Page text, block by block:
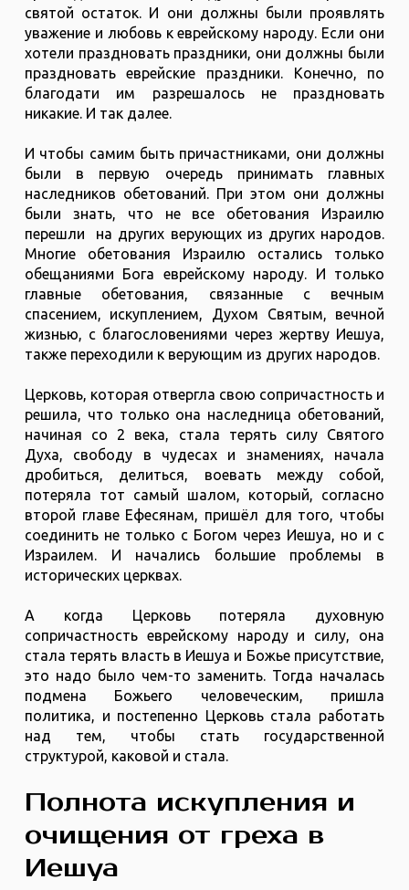
святой остаток. И они должны были проявлять
уважение и любовь к еврейскому народу. Если они
хотели праздновать праздники, они должны были
праздновать еврейские праздники. Конечно, по
благодати им разрешалось не праздновать
никакие. И так далее.
И чтобы самим быть причастниками, они должны
были в первую очередь принимать главных
наследников обетований. При этом они должны
были знать, что не все обетования Израилю
перешли на других верующих из других народов.
Многие обетования Израилю остались только
обещаниями Бога еврейскому народу. И только
главные обетования, связанные с вечным
спасением, искуплением, Духом Святым, вечной
жизнью, с благословениями через жертву Иешуа,
также переходили к верующим из других народов.
Церковь, которая отвергла свою сопричастность и
решила, что только она наследница обетований,
начиная со 2 века, стала терять силу Святого
Духа, свободу в чудесах и знамениях, начала
дробиться, делиться, воевать между собой,
потеряла тот самый шалом, который, согласно
второй главе Ефесянам, пришёл для того, чтобы
соединить не только с Богом через Иешуа, но и с
Израилем. И начались большие проблемы в
исторических церквах.
А когда Церковь потеряла духовную
сопричастность еврейскому народу и силу, она
стала терять власть в Иешуа и Божье присутствие,
это надо было чем-то заменить. Тогда началась
подмена Божьего человеческим, пришла
политика, и постепенно Церковь стала работать
над тем, чтобы стать государственной
структурой, каковой и стала.
Полнота искупления и
очищения от греха в
Иешуа